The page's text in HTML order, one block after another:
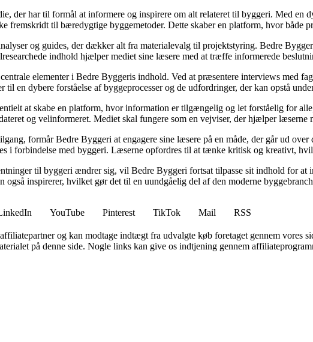
der har til formål at informere og inspirere om alt relateret til byggeri. Med en
fremskridt til bæredygtige byggemetoder. Dette skaber en platform, hvor
og guides, der dækker alt fra materialevalg til projektstyring. Bedre
indhold hjælper mediet sine læsere med at træffe informerede
elementer i Bedre Byggeris indhold. Ved at præsentere interviews med
til en dybere forståelse af byggeprocesser og de udfordringer, der kan opstå
at skabe en platform, hvor information er tilgængelig og let forståelig for
og velinformeret. Mediet skal fungere som en vejviser, der hjælper
formår Bedre Byggeri at engagere sine læsere på en måde, der går ud
i forbindelse med byggeri. Læserne opfordres til at tænke kritisk og kreativt,
til byggeri ændrer sig, vil Bedre Byggeri fortsat tilpasse sit indhold for
inspirerer, hvilket gør det til en uundgåelig del af den moderne
YouTube Pinterest TikTok Mail
RSS
og kan modtage indtægt fra udvalgte køb foretaget gennem vores
på denne side. Nogle links kan give os indtjening gennem